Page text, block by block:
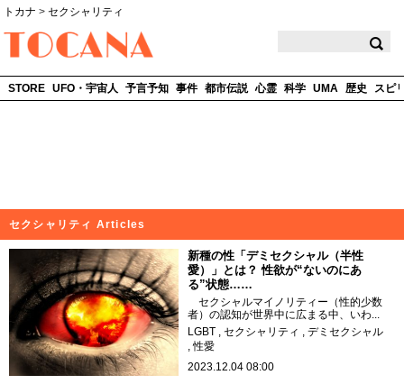
トカナ > セクシャリティ
STORE UFO・宇宙人 予言予知 事件 都市伝説 心霊 科学 UMA 歴史 スピ
セクシャリティ Articles
新種の性「デミセクシャル（半性
愛）」とは？ 性欲が“ないのにあ
る”状態……
セクシャルマイノリティー（性的少数
者）の認知が世界中に広まる中、いわ...
LGBT
セクシャリティ
デミセクシャル
性愛
2023.12.04 08:00